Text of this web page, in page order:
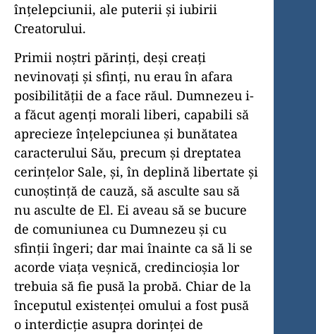
înțelepciunii, ale puterii și iubirii
Creatorului.
Primii noștri părinți, deși creați
nevinovați și sfinți, nu erau în afara
posibilității de a face răul. Dumnezeu i-
a făcut agenți morali liberi, capabili să
aprecieze înțelepciunea și bunătatea
caracterului Său, precum și dreptatea
cerințelor Sale, și, în deplină libertate și
cunoștință de cauză, să asculte sau să
nu asculte de El. Ei aveau să se bucure
de comuniunea cu Dumnezeu și cu
sfinții îngeri; dar mai înainte ca să li se
acorde viața veșnică, credincioșia lor
trebuia să fie pusă la probă. Chiar de la
începutul existenței omului a fost pusă
o interdicție asupra dorinței de